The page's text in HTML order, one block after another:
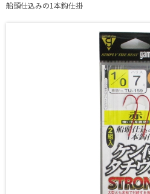
船頭仕込みの1本鈎仕掛